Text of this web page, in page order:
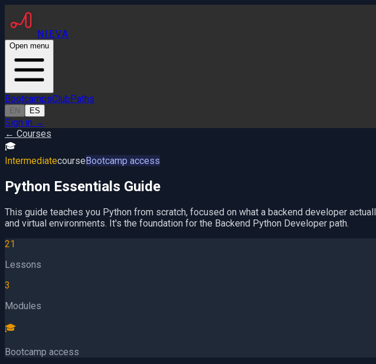
NIEVA
Open menu
BootcampsClubPaths
EN ES
Sign in →
← Courses
🎓
IntermediatecourseBootcamp access
Python Essentials Guide
This guide teaches you Python from scratch, focused on what a backend developer
and virtual environments. It's the foundation for the Backend Python Developer path.
21
Lessons
3
Modules
🎓
Bootcamp access